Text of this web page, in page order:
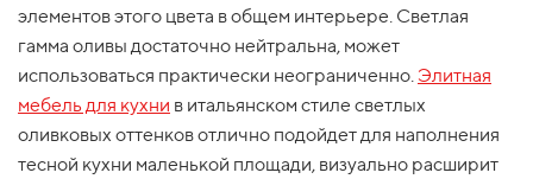
элементов этого цвета в общем интерьере. Светлая
гамма оливы достаточно нейтральна, может
использоваться практически неограниченно. Элитная
мебель для кухни в итальянском стиле светлых
оливковых оттенков отлично подойдет для наполнения
тесной кухни маленькой площади, визуально расширит